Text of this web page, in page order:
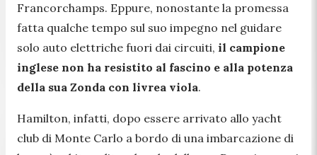
Francorchamps. Eppure, nonostante la promessa
fatta qualche tempo sul suo impegno nel guidare
solo auto elettriche fuori dai circuiti, il campione
inglese non ha resistito al fascino e alla potenza
della sua Zonda con livrea viola.
Hamilton, infatti, dopo essere arrivato allo yacht
club di Monte Carlo a bordo di una imbarcazione di